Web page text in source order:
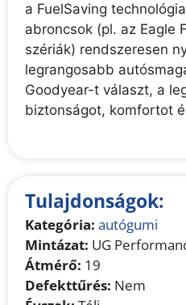
a FuelSaving
abroncsok (pl. az Eagle
szériák) rendszeresen
legrangosabb
Goodyear-t választ, a
biztonságot, komfortot
Tulajdonságok:
Kategória: autógumi
Mintázat: UG
Átmérő: 19
Defekttűrés: Nem